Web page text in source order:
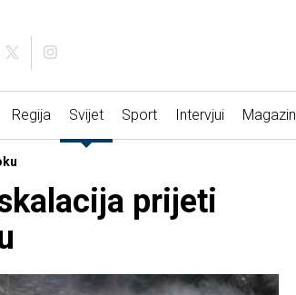
Regija Svijet Sport Intervjui Magazin
prijeti